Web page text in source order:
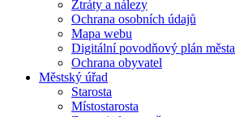
Ztráty a nálezy
Ochrana osobních údajů
Mapa webu
Digitální povodňový plán města
Ochrana obyvatel
Městský úřad
Starosta
Místostarosta